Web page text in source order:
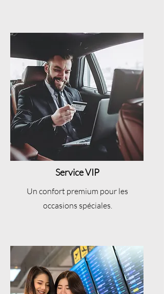
Service VIP
Un confort premium pour les
occasions spéciales.